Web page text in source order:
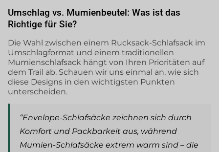
Umschlag vs. Mumienbeutel: Was ist das
Richtige für Sie?
Die Wahl zwischen einem Rucksack-Schlafsack im
Umschlagformat und einem traditionellen
Mumienschlafsack hängt von Ihren Prioritäten auf
dem Trail ab. Schauen wir uns einmal an, wie sich
diese Designs in den wichtigsten Punkten
unterscheiden.
“Envelope-Schlafsäcke zeichnen sich durch
Komfort und Packbarkeit aus, während
Mumien-Schlafsäcke extrem warm sind – die